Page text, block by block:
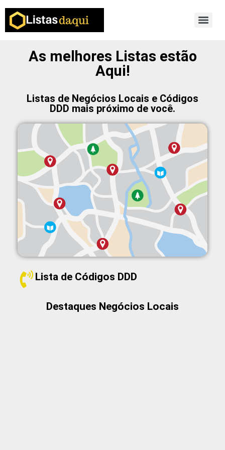
As melhores Listas estão
Aqui!
Listas de Negócios Locais e Códigos
DDD mais próximo de você.
Lista de Códigos DDD
Destaques Negócios Locais